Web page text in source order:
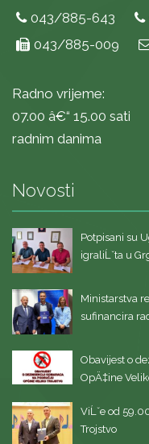
043/885-643
043/885-009
Radno vrijeme:
07.00 â€“ 15.00 sati
radnim danima
Novosti
Potpisani su
igraliĹˇta u
Ministarstva
sufinancira
Obavijest o
OpÄ‡ine
ViĹˇe od
Trojstvo